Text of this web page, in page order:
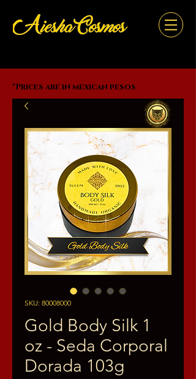
*Prices are in mexican pesos
SKU: 80008000
Gold Body Silk 1
oz - Seda Corporal
Dorada 103g